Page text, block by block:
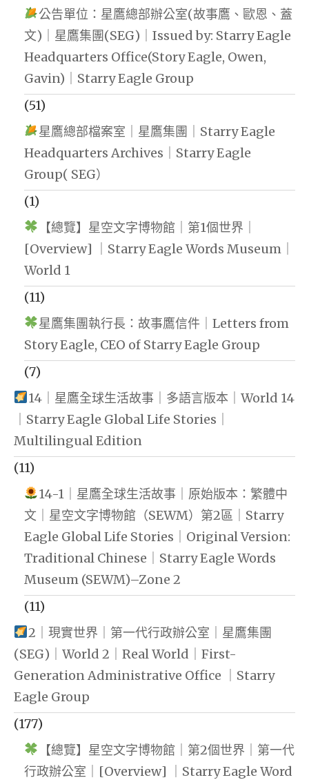
公告單位：星鷹總部辦公室(故事鷹、歐恩、蓋
文)｜星鷹集團(SEG)｜Issued by: Starry Eagle
Headquarters Office(Story Eagle, Owen,
Gavin)｜Starry Eagle Group
(51)
星鷹總部檔案室｜星鷹集團｜Starry Eagle
Headquarters Archives｜Starry Eagle
Group( SEG）
(1)
【總覽】星空文字博物館｜第1個世界｜
[Overview] ｜Starry Eagle Words Museum｜
World 1
(11)
星鷹集團執行長：故事鷹信件｜Letters from
Story Eagle, CEO of Starry Eagle Group
(7)
14｜星鷹全球生活故事｜多語言版本｜World 14
｜Starry Eagle Global Life Stories｜
Multilingual Edition
(11)
14-1｜星鷹全球生活故事｜原始版本：繁體中
文｜星空文字博物館（SEWM）第2區｜Starry
Eagle Global Life Stories｜Original Version:
Traditional Chinese｜Starry Eagle Words
Museum (SEWM)–Zone 2
(11)
2｜現實世界｜第一代行政辦公室｜星鷹集團
(SEG)｜World 2｜Real World｜First-
Generation Administrative Office ｜Starry
Eagle Group
(177)
【總覽】星空文字博物館｜第2個世界｜第一代
行政辦公室｜[Overview] ｜Starry Eagle Word